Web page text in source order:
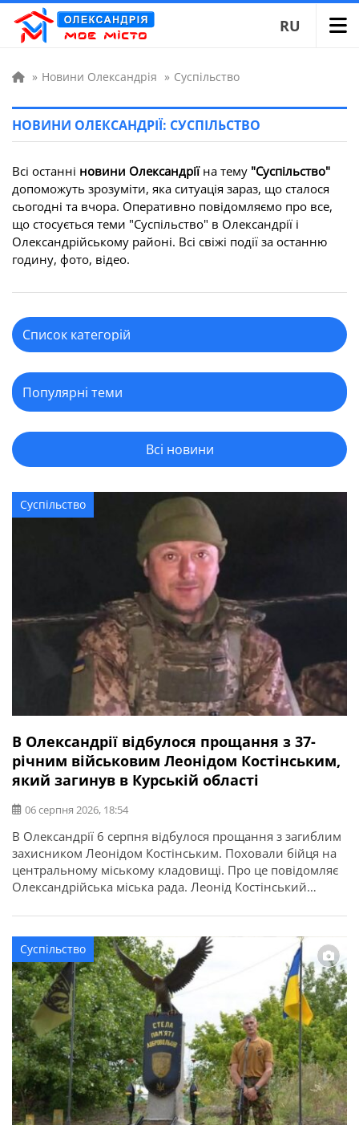
RU
» Новини Олександрія » Суспільство
НОВИНИ ОЛЕКСАНДРІЇ: СУСПІЛЬСТВО
Всі останні новини Олександріїна тему "Суспільство"
допоможуть зрозуміти, яка ситуація зараз, що сталося
сьогодні та вчора. Оперативно повідомляємо про все,
що стосується теми "Суспільство" в Олександрії і
Олександрійському районі. Всі свіжі події за останню
годину, фото, відео.
Всі новини
Суспільство
В Олександрії відбулося прощання з 37-
річним військовим Леонідом Костінським,
який загинув в Курській області
06 серпня 2026, 18:54
В Олександрії 6 серпня відбулося прощання з загиблим
захисником Леонідом Костінським. Поховали бійця на
центральному міському кладовищі. Про це повідомляє
Олександрійська міська рада. Леонід Костінський
Олександрійського району. Згодом разом із родиною
переїхав до села Василівка Онуфріївського району, де
навчався у місцевій школі та здобув середню освіту.
Саме […]
Суспільство